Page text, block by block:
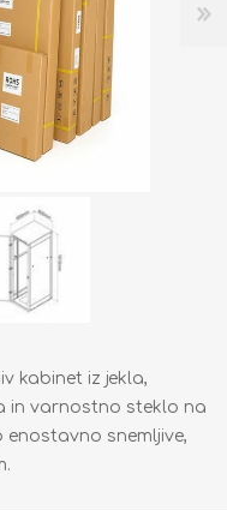
kabinet iz jekla,
in varnostno steklo na
snemljive,